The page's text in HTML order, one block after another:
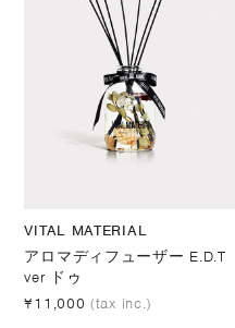
VITAL MATERIAL
アロマディフューザー E.D.T
ver ドゥ
¥11,000 (tax inc.)